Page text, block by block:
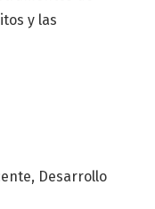
Desarrollo
y las